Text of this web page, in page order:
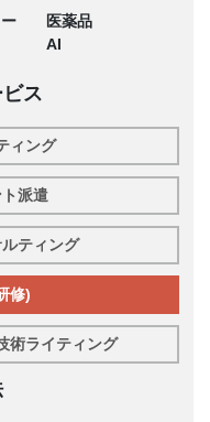
医薬品
AI
ス
ィング
派遣
ティング
修)
術ライティング